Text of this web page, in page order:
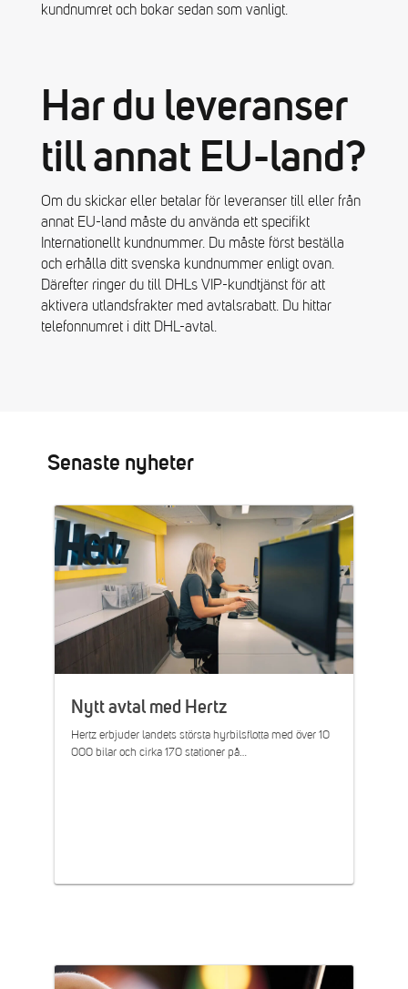
kundnumret och bokar sedan som vanligt.
Har du leveranser
till annat EU-land?
Om du skickar eller betalar för leveranser till eller från
annat EU-land måste du använda ett specifikt
Internationellt kundnummer. Du måste först beställa
och erhålla ditt svenska kundnummer enligt ovan.
Därefter ringer du till DHLs VIP-kundtjänst för att
aktivera utlandsfrakter med avtalsrabatt. Du hittar
telefonnumret i ditt DHL-avtal.
Senaste nyheter
Nytt avtal med Hertz
Hertz erbjuder landets största hyrbilsflotta med över 10
000 bilar och cirka 170 stationer på…